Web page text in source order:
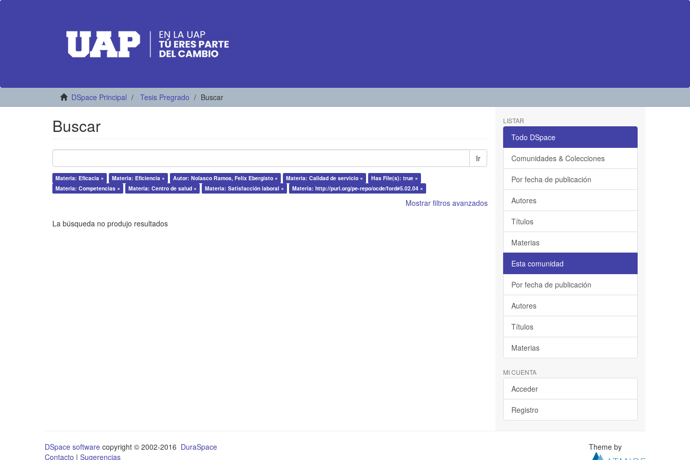
DSpace Principal Tesis Pregrado Buscar
Buscar
Ir
Materia: Eficacia × Materia: Eficiencia × Autor: Nolasco Ramos, Felix Ebergisto × Materia: Calidad de servicio ×
Has File(s): true ×
Materia: Competencias ×
Materia: Centro de salud × Materia: Satisfacción laboral × Materia: http://purl.org/pe-repo/ocde/ford#5.02.04 ×
Mostrar filtros avanzados
La búsqueda no produjo resultados
LISTAR
Todo DSpace
Comunidades & Colecciones
Por fecha de publicación
Autores
Títulos
Materias
Esta comunidad
Por fecha de publicación
Autores
Títulos
Materias
MI CUENTA
Acceder
Registro
DSpace software copyright © 2002-2016 DuraSpace
Contacto | Sugerencias
Theme by